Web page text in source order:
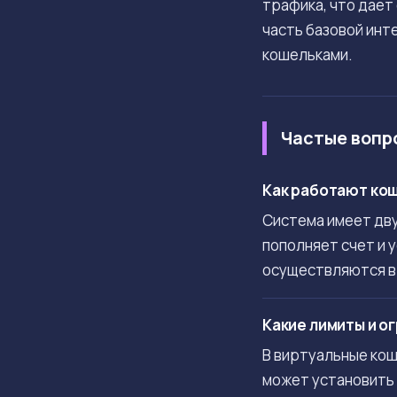
трафика, что
часть базовой
кошельками.
Частые
Как работают
Система имеет
пополняет счет и
осуществляются
Какие лимиты и
В виртуальные
может